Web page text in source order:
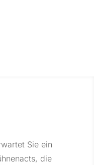
Sie ein
die